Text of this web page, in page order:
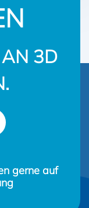
3D
gerne auf